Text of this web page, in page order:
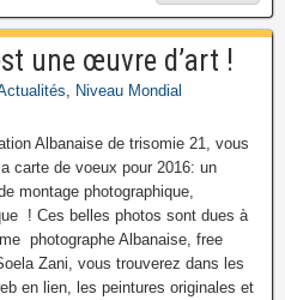
une œuvre d’art !
, Niveau Mondial
Albanaise de trisomie 21, vous
carte de voeux pour 2016: un
montage photographique,
! Ces belles photos sont dues à
photographe Albanaise, free
Zani, vous trouverez dans les
en lien, les peintures originales et